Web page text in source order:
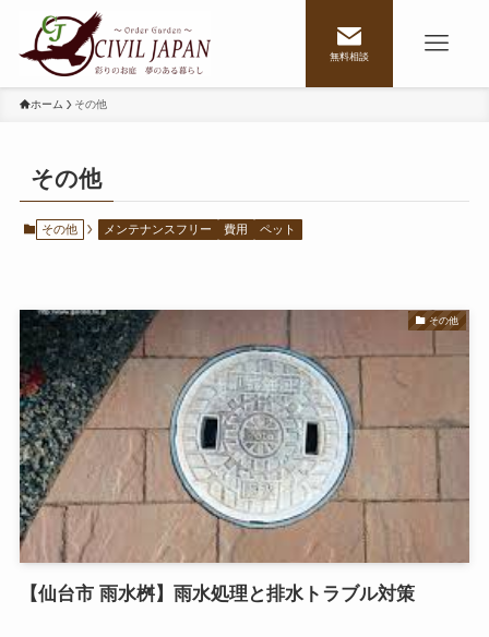
無料相談
ホーム その他
その他
その他 メンテナンスフリー 費用 ペット
その他
【仙台市 雨水桝】雨水処理と排水トラブル対策